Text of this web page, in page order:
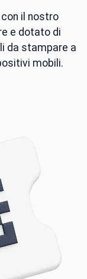
il nostro
e dotato di
da stampare a
mobili.